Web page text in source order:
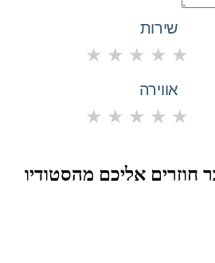
שירות
★ ★ ★ ★ ★
אווירה
★ ★ ★ ★ ★
חוזרים אליכם מהסטודיו